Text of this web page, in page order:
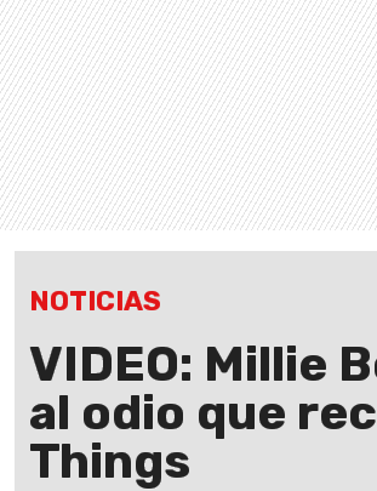
NOTICIAS
VIDEO: Millie
al odio que
Things